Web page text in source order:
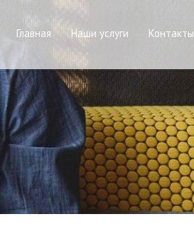
Главная Наши услуги Контакты